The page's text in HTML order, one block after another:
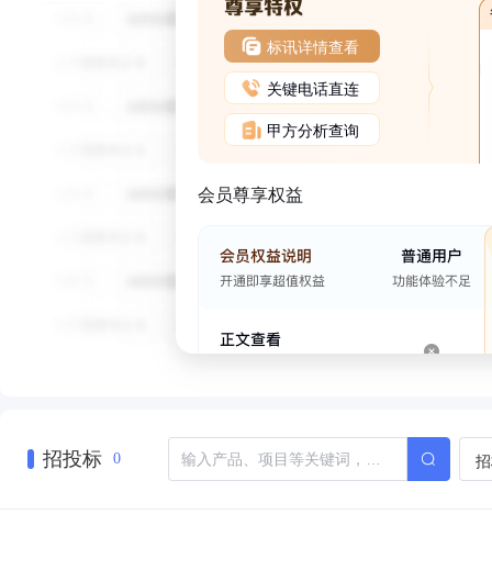
标讯详情查看
关键电话直连
甲方分析查询
会员尊享权益
招投标 0